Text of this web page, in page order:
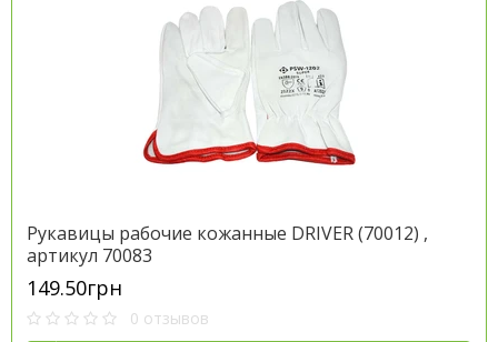
Рукавицы рабочие кожанные DRIVER (70012) ,
артикул 70083
149.50грн
0 отзывов